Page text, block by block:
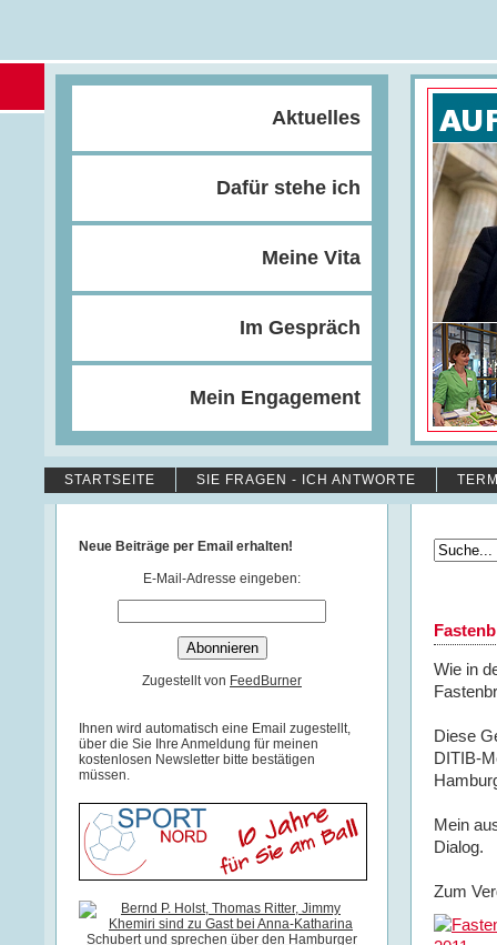
Aktuelles
Dafür stehe ich
Meine Vita
Im Gespräch
Mein Engagement
STARTSEITE SIE FRAGEN - ICH ANTWORTE
Neue Beiträge per Email erhalten!
E-Mail-Adresse eingeben:
Zugestellt von FeedBurner
Ihnen wird automatisch eine Email zugestellt,
über die Sie Ihre Anmeldung für meinen
kostenlosen Newsletter bitte bestätigen
müssen.
Wie in
Diese
DITIB-
Mein
Dialog.
Zum